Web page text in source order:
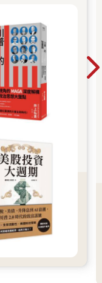
，不要急於談論你在
能保證，你絞盡腦汁
點，特別是當其中一
但是這些人偏偏能厚
一旦某個觀點在會議
起。所以，不到關鍵
他人。
對你沒有一點幫助，
」的標籤。而且，與
愛發牢騷。就算你忍
怨，至少不要在會議
下。要知道，在開會
的。別人發言時，就